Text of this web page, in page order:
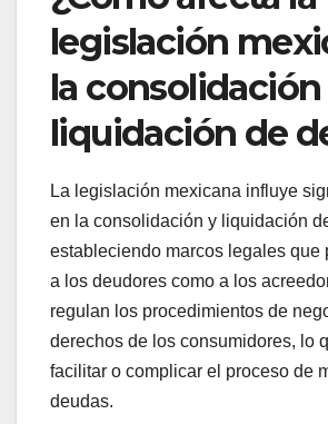
La asesoría crediticia gratuita
los consumidores sobre cómo
deudas y mejorar su puntaje
alguno. Los asesores pueden
presupuesto, negociar con
opciones de alivio de deudas.
Es recomendable buscar
de lucro que ofrezcan este
pueden proporcionar información
recursos útiles. Asegúrese de
reputación de la organización y su
antes de comprometerse a recibir